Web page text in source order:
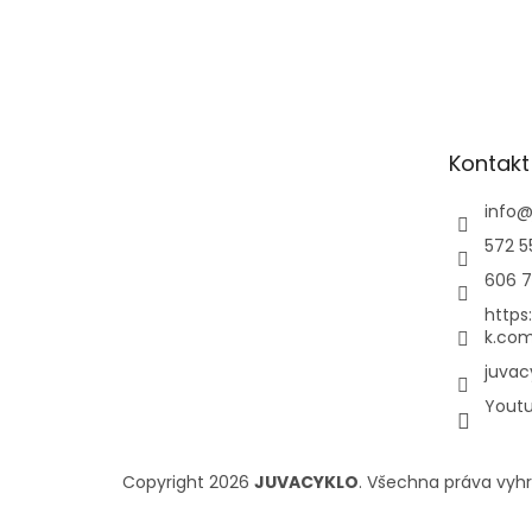
Kontakt
info@
572
606
Copyright 2026 JUVACYKLO. Všechna práva